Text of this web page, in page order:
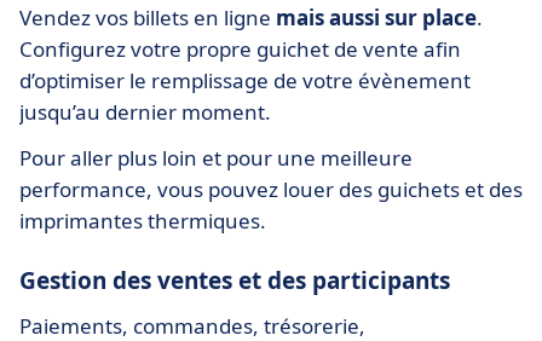
Vendez vos billets en ligne mais aussi sur place.
Configurez votre propre guichet de vente afin
d’optimiser le remplissage de votre évènement
jusqu’au dernier moment.
Pour aller plus loin et pour une meilleure
performance, vous pouvez louer des guichets et des
imprimantes thermiques.
Gestion des ventes et des participants
Paiements, commandes, trésorerie,